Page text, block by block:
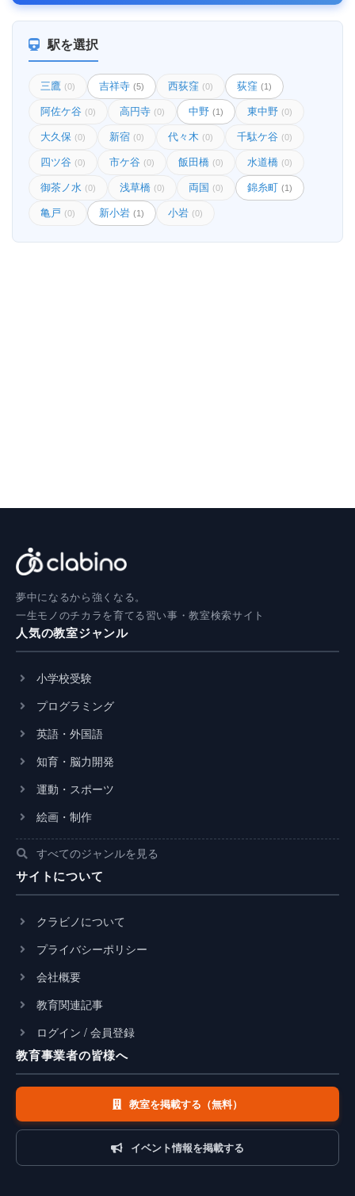
駅を選択
三鷹 (0) 吉祥寺 (5) 西荻窪 (0) 荻窪 (1)
阿佐ケ谷 (0) 高円寺 (0) 中野 (1) 東中野 (0)
大久保 (0) 新宿 (0) 代々木 (0) 千駄ケ谷 (0)
四ツ谷 (0) 市ケ谷 (0) 飯田橋 (0) 水道橋 (0)
御茶ノ水 (0) 浅草橋 (0) 両国 (0) 錦糸町 (1)
亀戸 (0) 新小岩 (1) 小岩 (0)
夢中になるから強くなる。
一生モノのチカラを育てる習い事・教室検索サイト
人気の教室ジャンル
小学校受験
プログラミング
英語・外国語
知育・脳力開発
運動・スポーツ
絵画・制作
すべてのジャンルを見る
サイトについて
クラビノについて
プライバシーポリシー
会社概要
教育関連記事
ログイン / 会員登録
教育事業者の皆様へ
教室を掲載する（無料）
イベント情報を掲載する